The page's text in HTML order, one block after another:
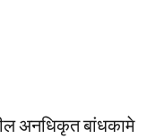
अनधिकृत बांधकामे